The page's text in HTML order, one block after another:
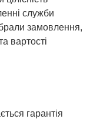
служби
замовлення,
вартості
гарантія